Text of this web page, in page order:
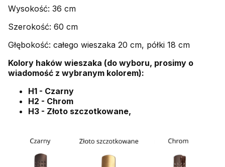
Wysokość: 36 cm
Szerokość: 60 cm
Głębokość: całego wieszaka 20 cm, półki 18 cm
Kolory haków wieszaka (do wyboru, prosimy o
wiadomość z wybranym kolorem):
H1 - Czarny
H2 - Chrom
H3 - Złoto szczotkowane,